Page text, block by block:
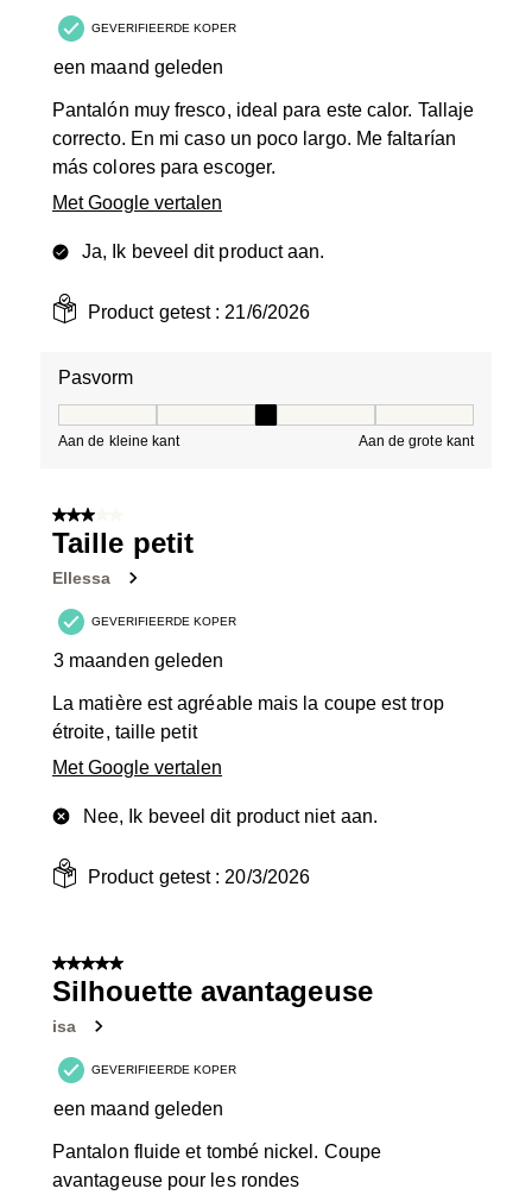
GEVERIFIEERDE KOPER
een maand geleden
Pantalón muy fresco, ideal para este calor. Tallaje
correcto. En mi caso un poco largo. Me faltarían
más colores para escoger.
Met Google vertalen
Ja, Ik beveel dit product aan.
Product getest :21/6/2026
Pasvorm
Aan de kleine kant Aan de grote kant
3 van 5 sterren.
Taille petit
Ellessa
GEVERIFIEERDE KOPER
3 maanden geleden
La matière est agréable mais la coupe est trop
étroite, taille petit
Met Google vertalen
Nee, Ik beveel dit product niet aan.
Product getest :20/3/2026
5 van 5 sterren.
Silhouette avantageuse
isa
GEVERIFIEERDE KOPER
een maand geleden
Pantalon fluide et tombé nickel. Coupe
avantageuse pour les rondes